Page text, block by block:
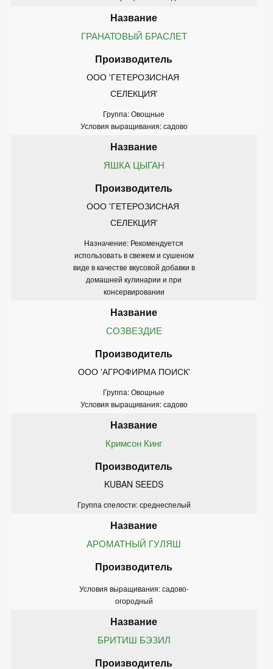
ГРАНАТОВЫЙ БРАСЛЕТ
ООО 'ГЕТЕРОЗИСНАЯ
СЕЛЕКЦИЯ'
Группа: Овощные
Условия выращивания: садово
ЯШКА ЦЫГАН
ООО 'ГЕТЕРОЗИСНАЯ
СЕЛЕКЦИЯ'
Назначение: Рекомендуется
использовать в свежем и сушеном
виде в качестве вкусовой добавки в
домашней кулинарии и при
консервировании
СОЗВЕЗДИЕ
ООО 'АГРОФИРМА ПОИСК'
Группа: Овощные
Условия выращивания: садово
Кримсон Кинг
KUBAN SEEDS
Группа спелости: среднеспелый
АРОМАТНЫЙ ГУЛЯШ
Условия выращивания: садово-
огородный
БРИТИШ БЭЗИЛ